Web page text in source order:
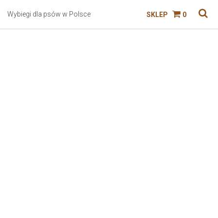
Wybiegi dla psów w Polsce SKLEP 0